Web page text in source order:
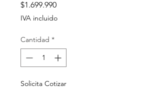
$1.699.990Precio
IVA incluido
Cantidad *
Solicita Cotizar